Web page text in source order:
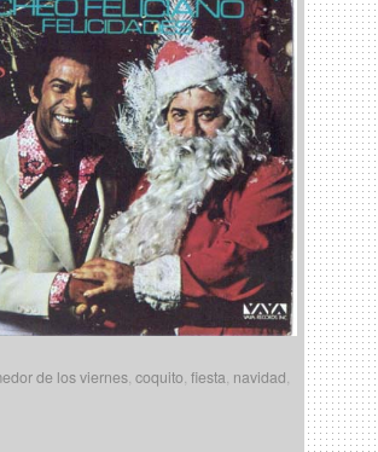
de los viernes, coquito, fiesta, navidad,